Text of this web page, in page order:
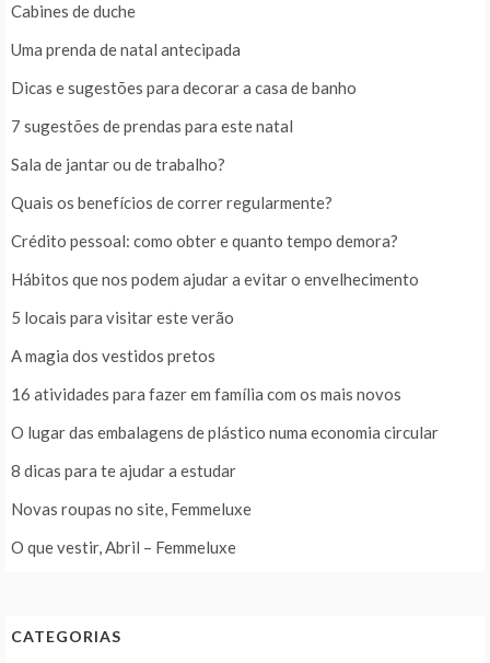
Cabines de duche
Uma prenda de natal antecipada
Dicas e sugestões para decorar a casa de banho
7 sugestões de prendas para este natal
Sala de jantar ou de trabalho?
Quais os benefícios de correr regularmente?
Crédito pessoal: como obter e quanto tempo demora?
Hábitos que nos podem ajudar a evitar o envelhecimento
5 locais para visitar este verão
A magia dos vestidos pretos
16 atividades para fazer em família com os mais novos
O lugar das embalagens de plástico numa economia circular
8 dicas para te ajudar a estudar
Novas roupas no site, Femmeluxe
O que vestir, Abril – Femmeluxe
CATEGORIAS